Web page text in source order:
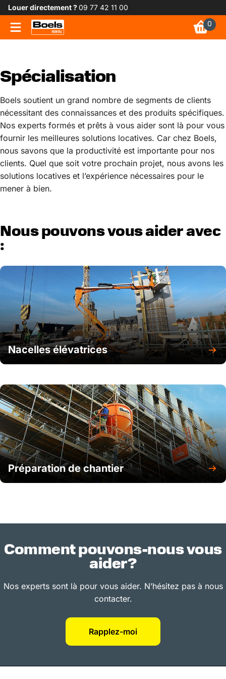
Louer directement ?09 77 42 11 00
0
Spécialisation
Boels soutient un grand nombre de segments de clients
nécessitant des connaissances et des produits spécifiques.
Nos experts formés et prêts à vous aider sont là pour vous
fournir les meilleures solutions locatives. Car chez Boels,
nous savons que la productivité est importante pour nos
clients. Quel que soit votre prochain projet, nous avons les
solutions locatives et l’expérience nécessaires pour le
mener à bien.
Nous pouvons vous aider avec
:
Nacelles élévatrices
Préparation de chantier
Comment pouvons-nous vous
aider?
Nos experts sont là pour vous aider. N’hésitez pas à nous
contacter.
Rapplez-moi